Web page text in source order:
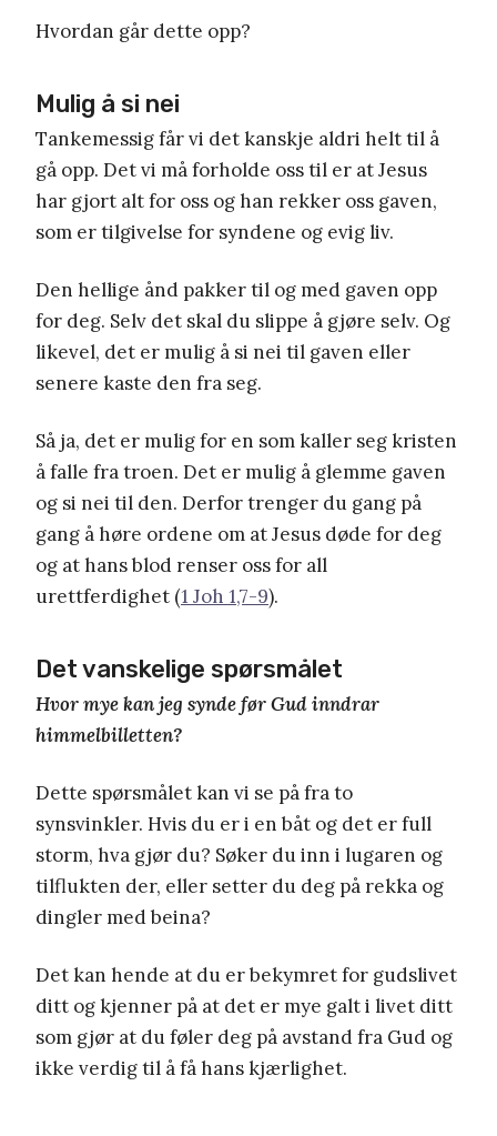
Hvordan går dette opp?
Mulig å si nei
Tankemessig får vi det kanskje aldri helt til å
gå opp. Det vi må forholde oss til er at Jesus
har gjort alt for oss og han rekker oss gaven,
som er tilgivelse for syndene og evig liv.
Den hellige ånd pakker til og med gaven opp
for deg. Selv det skal du slippe å gjøre selv. Og
likevel, det er mulig å si nei til gaven eller
senere kaste den fra seg.
Så ja, det er mulig for en som kaller seg kristen
å falle fra troen. Det er mulig å glemme gaven
og si nei til den. Derfor trenger du gang på
gang å høre ordene om at Jesus døde for deg
og at hans blod renser oss for all
urettferdighet (1 Joh 1,7-9).
Det vanskelige spørsmålet
Hvor mye kan jeg synde før Gud inndrar
himmelbilletten?
Dette spørsmålet kan vi se på fra to
synsvinkler. Hvis du er i en båt og det er full
storm, hva gjør du? Søker du inn i lugaren og
tilflukten der, eller setter du deg på rekka og
dingler med beina?
Det kan hende at du er bekymret for gudslivet
ditt og kjenner på at det er mye galt i livet ditt
som gjør at du føler deg på avstand fra Gud og
ikke verdig til å få hans kjærlighet.